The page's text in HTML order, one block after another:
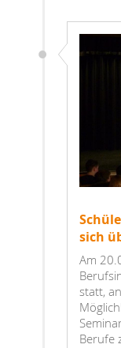
sich
Am
statt,
Berufe